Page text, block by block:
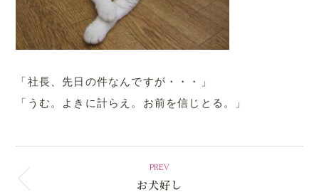
「社長、先日の件なんですが・・・」
「うむ。よきに計らえ。お前を信じとる。」
PREV
お犬好し